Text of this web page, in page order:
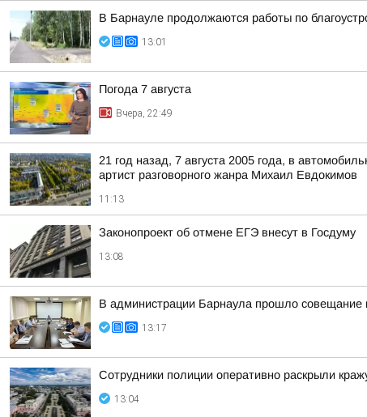
В Барнауле продолжаются работы по
13:01
Погода 7 августа
Вчера, 22:49
21 год назад, 7 августа 2005 года, в
артист разговорного жанра Михаил Евдокимов
11:13
Законопроект об отмене ЕГЭ внесут в Госдуму
13:08
В администрации Барнаула прошло совещание
13:17
Сотрудники полиции оперативно раскрыли
13:04